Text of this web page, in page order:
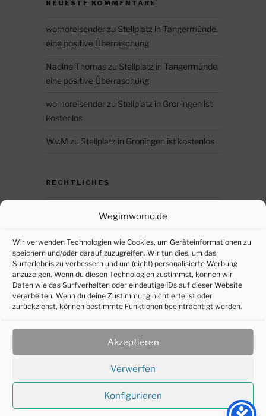
Wegimwomo.de
Wir verwenden Technologien wie Cookies, um Geräteinformationen zu
speichern und/oder darauf zuzugreifen. Wir tun dies, um das
Surferlebnis zu verbessern und um (nicht) personalisierte Werbung
anzuzeigen. Wenn du diesen Technologien zustimmst, können wir
Daten wie das Surfverhalten oder eindeutige IDs auf dieser Website
verarbeiten. Wenn du deine Zustimmung nicht erteilst oder
zurückziehst, können bestimmte Funktionen beeinträchtigt werden.
Akzeptieren
Verwerfen
Konfigurieren
NEUESTE KOMMENTARE
womoreisenderzu Stellplatz in Tangermünde,
eine positive Überraschung
Nadine Thomaszu Stellplatz in Tangermünde,
eine positive Überraschung
womoreisenderzu Stellplatz in Groningen ist
kostenlos
W.v.M zu Stellplatz in Groningen ist kostenlos
RECHTLICHES
Impressum
Cookie-Richtlinie (EU)
©2016-2025 joepl-design